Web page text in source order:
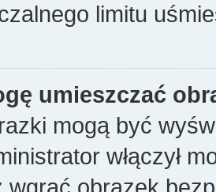
limitu
umieszczać
mogą być
włączył